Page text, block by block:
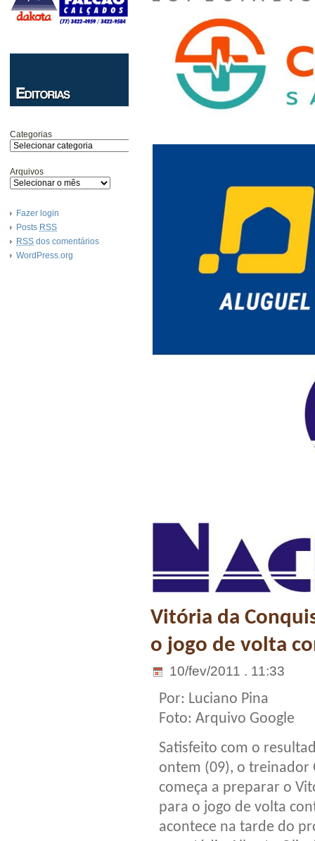
Categorias
Arquivos
Fazer login
Posts RSS
RSS dos comentários
WordPress.org
Vitória da
o jogo de volta
10/fev/2011 . 11:33
Por: Luciano Pina
Foto: Arquivo Google
Satisfeito com o
ontem (09), o treinador
começa a preparar o
para o jogo de volta
acontece na tarde do